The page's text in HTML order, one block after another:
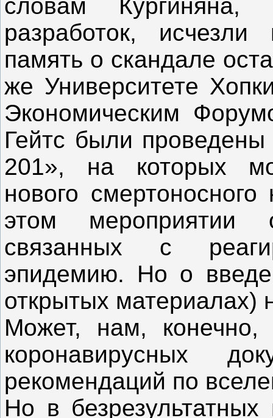
словам Кургиняна,
разработок,
память о скандале
же Университете
Экономическим
Гейтс были
201», на которых
нового
этом мероприятии
связанных с
эпидемию. Но о
открытых материалах)
Может, нам,
коронавирусных
рекомендаций по
Но в